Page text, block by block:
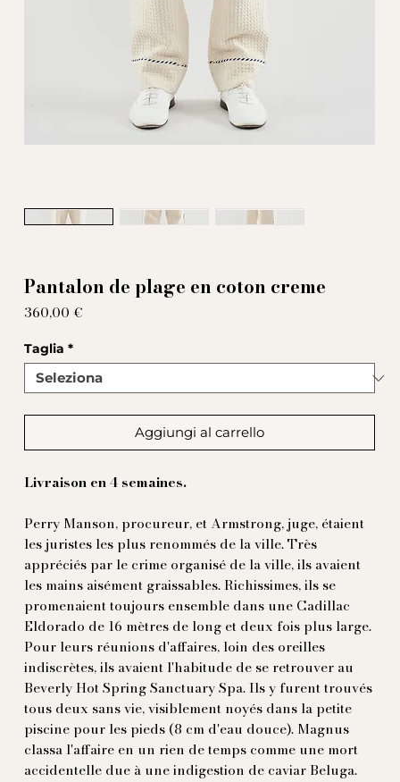
Pantalon de plage en coton creme
360,00 €
Taglia *
Aggiungi al carrello
Livraison en 4 semaines.
Perry Manson, procureur, et Armstrong, juge, étaient
les juristes les plus renommés de la ville. Très
appréciés par le crime organisé de la ville, ils avaient
les mains aisément graissables. Richissimes, ils se
promenaient toujours ensemble dans une Cadillac
Eldorado de 16 mètres de long et deux fois plus large.
Pour leurs réunions d'affaires, loin des oreilles
indiscrètes, ils avaient l'habitude de se retrouver au
Beverly Hot Spring Sanctuary Spa. Ils y furent trouvés
tous deux sans vie, visiblement noyés dans la petite
piscine pour les pieds (8 cm d'eau douce). Magnus
classa l'affaire en un rien de temps comme une mort
accidentelle due à une indigestion de caviar Beluga.